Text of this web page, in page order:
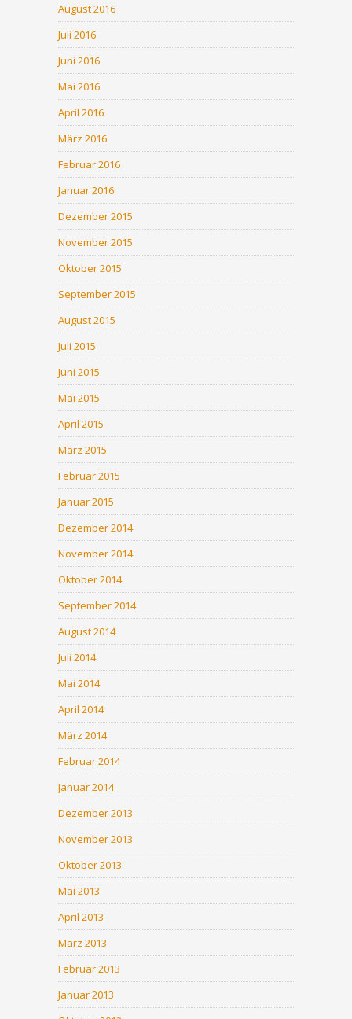
August 2016
Juli 2016
Juni 2016
Mai 2016
April 2016
März 2016
Februar 2016
Januar 2016
Dezember 2015
November 2015
Oktober 2015
September 2015
August 2015
Juli 2015
Juni 2015
Mai 2015
April 2015
März 2015
Februar 2015
Januar 2015
Dezember 2014
November 2014
Oktober 2014
September 2014
August 2014
Juli 2014
Mai 2014
April 2014
März 2014
Februar 2014
Januar 2014
Dezember 2013
November 2013
Oktober 2013
Mai 2013
April 2013
März 2013
Februar 2013
Januar 2013